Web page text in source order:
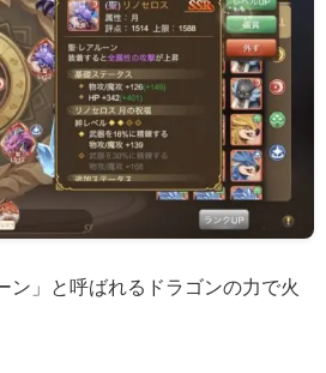
ン」と呼ばれるドラゴンの力で火